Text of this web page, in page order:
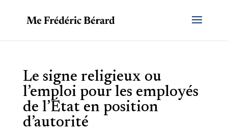
Le signe religieux ou
l’emploi pour les employés
de l’État en position
d’autorité